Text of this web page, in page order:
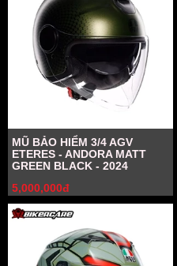
MŨ BẢO HIỂM 3/4 AGV
ETERES - ANDORA MATT
GREEN BLACK - 2024
5,000,000đ